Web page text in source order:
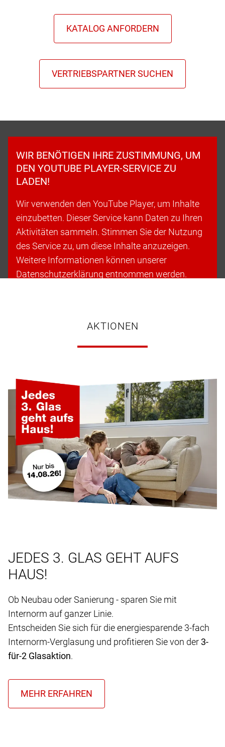
WIR BENÖTIGEN IHRE ZUSTIMMUNG, UM
DEN YOUTUBE PLAYER-SERVICE ZU
LADEN!
Wir verwenden den YouTube Player, um Inhalte
einzubetten. Dieser Service kann Daten zu Ihren
Aktivitäten sammeln. Stimmen Sie der Nutzung
des Service zu, um diese Inhalte anzuzeigen.
Weitere Informationen können unserer
Datenschutzerklärung entnommen werden.
AKTIONEN
JEDES 3. GLAS GEHT AUFS
HAUS!
Ob Neubau oder Sanierung - sparen Sie mit
Internorm auf ganzer Linie.
Entscheiden Sie sich für die energiesparende 3-fach
Internorm-Verglasung und profitieren Sie von der 3-
für-2 Glasaktion.